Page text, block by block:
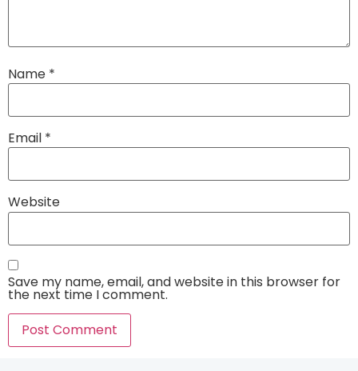
Name *
Email *
Website
Save my name, email, and website in this browser for
the next time I comment.